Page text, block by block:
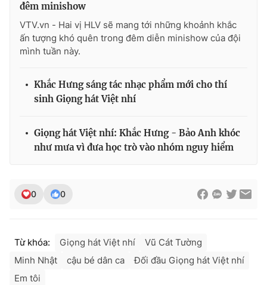
Ðiện thoại Thời báo VTV:
Email:toasoan@vtv.vn
Liên hệ quảng cáo:024-7300.7108
đêm minishow
VTV.vn - Hai vị HLV sẽ mang tới những khoảnh khắc
ấn tượng khó quên trong đêm diễn minishow của đội
mình tuần này.
Khắc Hưng sáng tác nhạc phẩm mới cho thí
sinh Giọng hát Việt nhí
Giọng hát Việt nhí: Khắc Hưng - Bảo Anh khóc
như mưa vì đưa học trò vào nhóm nguy hiểm
0 0
Từ khóa: Giọng hát Việt nhí
Vũ Cát Tường
Minh Nhật
cậu bé dân ca
Đối đầu Giọng hát Việt nhí
Em tôi